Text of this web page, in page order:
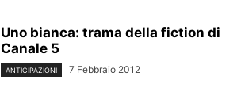
Uno bianca: trama della fiction di
Canale 5
ANTICIPAZIONI 7 Febbraio 2012